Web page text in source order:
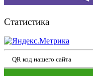
Статистика
QR код нашего сайта